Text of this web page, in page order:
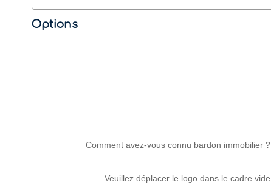
Options
Comment avez-vous connu bardon immobilier ?
Veuillez déplacer le logo dans le cadre vide